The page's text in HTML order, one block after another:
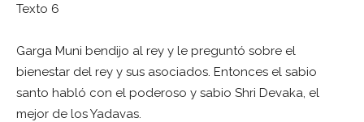
Texto 6
Garga Muni bendijo al rey y le preguntó sobre el
bienestar del rey y sus asociados. Entonces el sabio
santo habló con el poderoso y sabio Shri Devaka, el
mejor de los Yadavas.